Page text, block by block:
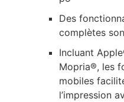
Des
complètes
Incluant
Mopria®, les
mobiles
l’impression